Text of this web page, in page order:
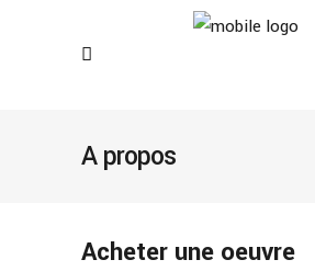
A propos
Acheter une oeuvre